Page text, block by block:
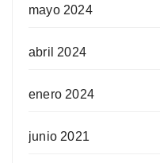
mayo 2024
abril 2024
enero 2024
junio 2021